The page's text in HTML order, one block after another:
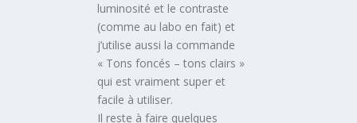
luminosité et le contraste
(comme au labo en fait) et
j’utilise aussi la commande
« Tons foncés – tons clairs »
qui est vraiment super et
facile à utiliser.
Il reste à faire quelques